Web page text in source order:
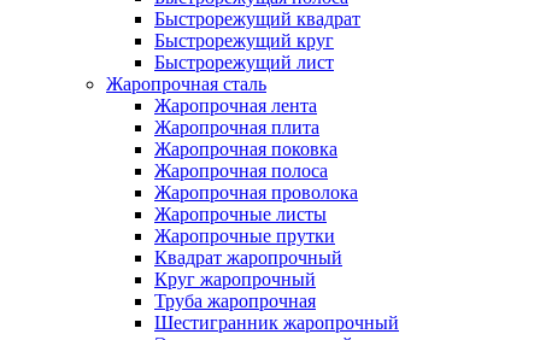
Быстрорежущий квадрат
Быстрорежущий круг
Быстрорежущий лист
Жаропрочная сталь
Жаропрочная лента
Жаропрочная плита
Жаропрочная поковка
Жаропрочная полоса
Жаропрочная проволока
Жаропрочные листы
Жаропрочные прутки
Квадрат жаропрочный
Круг жаропрочный
Труба жаропрочная
Шестигранник жаропрочный